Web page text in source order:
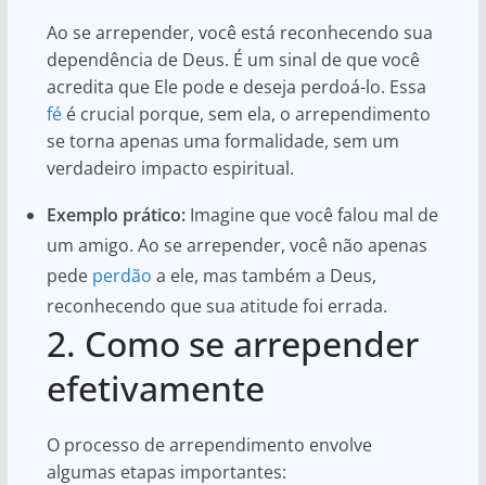
Ao se arrepender, você está reconhecendo sua
dependência de Deus. É um sinal de que você
acredita que Ele pode e deseja perdoá-lo. Essa
féé crucial porque, sem ela, o arrependimento
se torna apenas uma formalidade, sem um
verdadeiro impacto espiritual.
Exemplo prático:Imagine que você falou mal de
um amigo. Ao se arrepender, você não apenas
pede perdão a ele, mas também a Deus,
reconhecendo que sua atitude foi errada.
2. Como se arrepender
efetivamente
O processo de arrependimento envolve
algumas etapas importantes: